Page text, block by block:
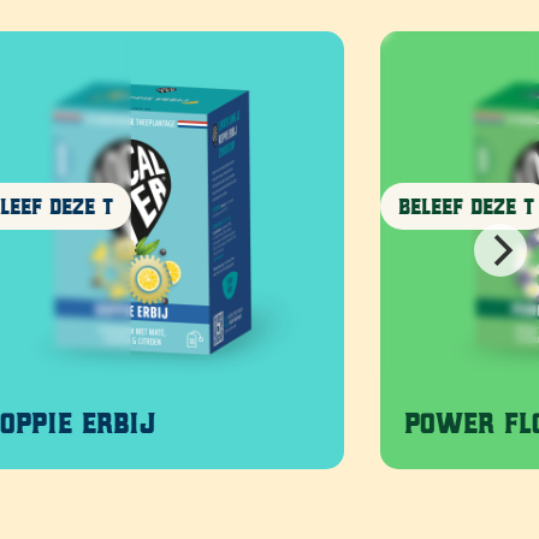
Beleef deze T
Power Flower